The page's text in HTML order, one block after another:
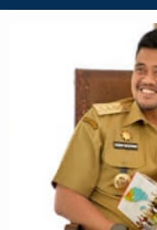
Februanto
Paluta di
LANGKAT
BISNIS
EDUKASI